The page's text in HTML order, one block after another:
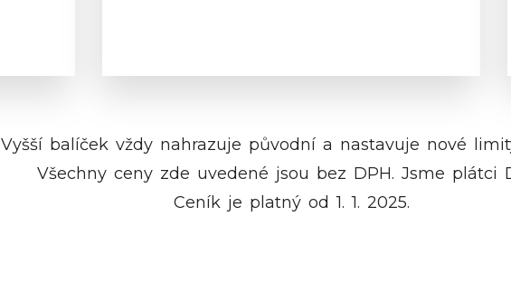
Vyšší balíček vždy nahrazuje původní a nastavuje nové
Všechny ceny zde uvedené jsou bez DPH. Jsme plátci
Ceník je platný od 1. 1. 2025.